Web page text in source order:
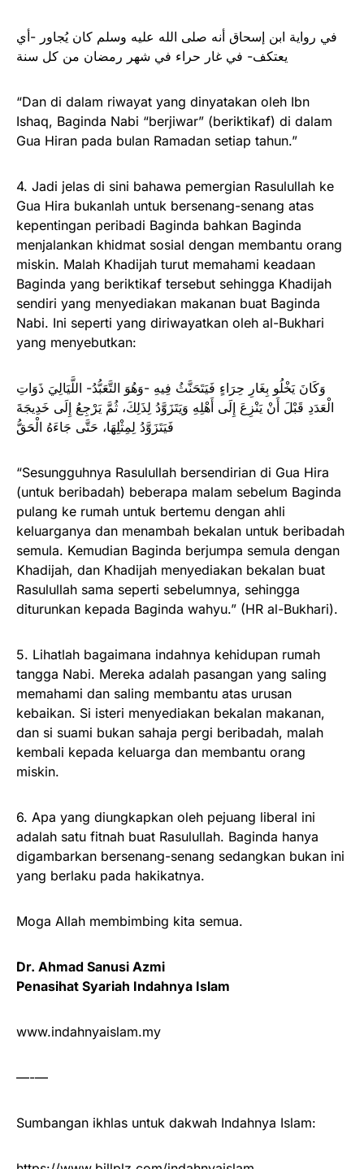
في رواية ابن إسحاق أنه صلى الله عليه وسلم كان يُجاور -أي
يعتكف- في غار حراء في شهر رمضان من كل سنة
“Dan di dalam riwayat yang dinyatakan oleh Ibn
Ishaq, Baginda Nabi “berjiwar” (beriktikaf) di dalam
Gua Hiran pada bulan Ramadan setiap tahun.”
4. Jadi jelas di sini bahawa pemergian Rasulullah ke
Gua Hira bukanlah untuk bersenang-senang atas
kepentingan peribadi Baginda bahkan Baginda
menjalankan khidmat sosial dengan membantu orang
miskin. Malah Khadijah turut memahami keadaan
Baginda yang beriktikaf tersebut sehingga Khadijah
sendiri yang menyediakan makanan buat Baginda
Nabi. Ini seperti yang diriwayatkan oleh al-Bukhari
yang menyebutkan:
وَكَانَ يَخْلُو بِغَارِ حِرَاءٍ فَيَتَحَنَّثُ فِيهِ -وَهُوَ التَّعَبُّدُ- اللَّيَالِيَ ذَوَاتِ
الْعَدَدِ قَبْلَ أَنْ يَنْزِعَ إِلَى أَهْلِهِ وَيَتَزَوَّدُ لِذَلِكَ، ثُمَّ يَرْجِعُ إِلَى خَدِيجَةَ
فَيَتَزَوَّدُ لِمِثْلِهَا، حَتَّى جَاءَهُ الْحَقُّ
“Sesungguhnya Rasulullah bersendirian di Gua Hira
(untuk beribadah) beberapa malam sebelum Baginda
pulang ke rumah untuk bertemu dengan ahli
keluarganya dan menambah bekalan untuk beribadah
semula. Kemudian Baginda berjumpa semula dengan
Khadijah, dan Khadijah menyediakan bekalan buat
Rasulullah sama seperti sebelumnya, sehingga
diturunkan kepada Baginda wahyu.” (HR al-Bukhari).
5. Lihatlah bagaimana indahnya kehidupan rumah
tangga Nabi. Mereka adalah pasangan yang saling
memahami dan saling membantu atas urusan
kebaikan. Si isteri menyediakan bekalan makanan,
dan si suami bukan sahaja pergi beribadah, malah
kembali kepada keluarga dan membantu orang
miskin.
6. Apa yang diungkapkan oleh pejuang liberal ini
adalah satu fitnah buat Rasulullah. Baginda hanya
digambarkan bersenang-senang sedangkan bukan ini
yang berlaku pada hakikatnya.
Moga Allah membimbing kita semua.
Dr. Ahmad Sanusi Azmi
Penasihat Syariah Indahnya Islam
www.indahnyaislam.my
—-—
Sumbangan ikhlas untuk dakwah Indahnya Islam: